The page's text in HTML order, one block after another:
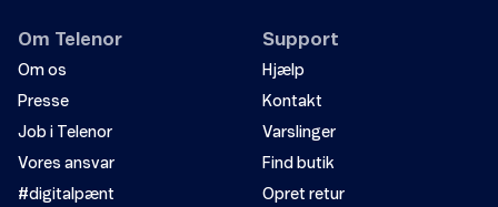
Om Telenor
Om os
Presse
Job i Telenor
Vores ansvar
#digitalpænt
Support
Hjælp
Kontakt
Varslinger
Find butik
Opret retur